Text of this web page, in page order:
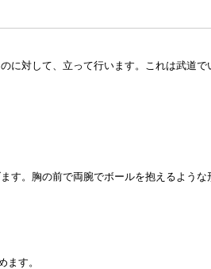
に対して、立って行います。これは武道で
す。胸の前で両腕でボールを抱えるよう
ます。